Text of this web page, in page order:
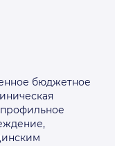
бюджетное